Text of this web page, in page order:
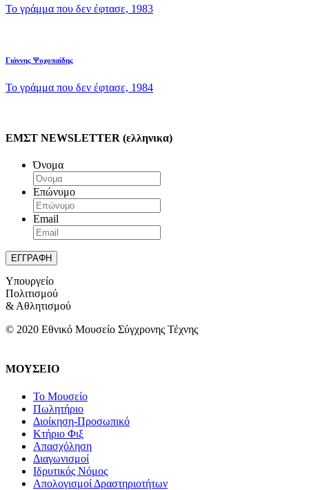
Το γράμμα που δεν έφτασε, 1983
Γιάννης Ψυχοπαίδης
Το γράμμα που δεν έφτασε, 1984
ΕΜΣΤ NEWSLETTER (ελληνικα)
Όνομα
Επώνυμο
Email
Υπουργείο
Πολιτισμού
& Αθλητισμού
© 2020 Εθνικό Μουσείο Σύγχρονης Τέχνης
ΜΟΥΣΕΙΟ
Το Μουσείο
Πωλητήριο
Διοίκηση-Προσωπικό
Κτήριο Φιξ
Απασχόληση
Διαγωνισμοί
Ιδρυτικός Νόμος
Απολογισμοί Δραστηριοτήτων